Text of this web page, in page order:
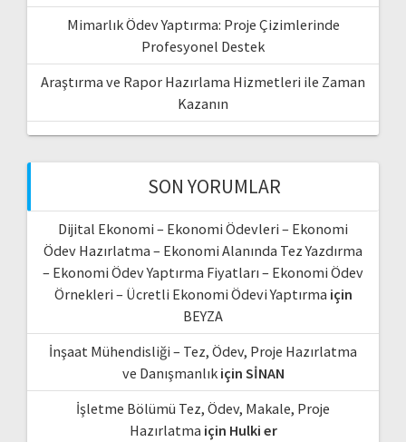
Mimarlık Ödev Yaptırma: Proje Çizimlerinde
Profesyonel Destek
Araştırma ve Rapor Hazırlama Hizmetleri ile Zaman
Kazanın
SON YORUMLAR
Dijital Ekonomi – Ekonomi Ödevleri – Ekonomi
Ödev Hazırlatma – Ekonomi Alanında Tez Yazdırma
– Ekonomi Ödev Yaptırma Fiyatları – Ekonomi Ödev
Örnekleri – Ücretli Ekonomi Ödevi Yaptırma için
BEYZA
İnşaat Mühendisliği – Tez, Ödev, Proje Hazırlatma
ve Danışmanlıkiçin SİNAN
İşletme Bölümü Tez, Ödev, Makale, Proje
Hazırlatma için Hulki er